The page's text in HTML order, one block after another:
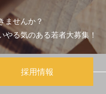
ませんか？
やる気のある若者大募集！
採用情報